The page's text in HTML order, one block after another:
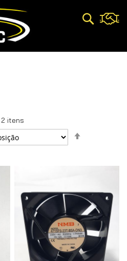
Pesquisa
2 itens